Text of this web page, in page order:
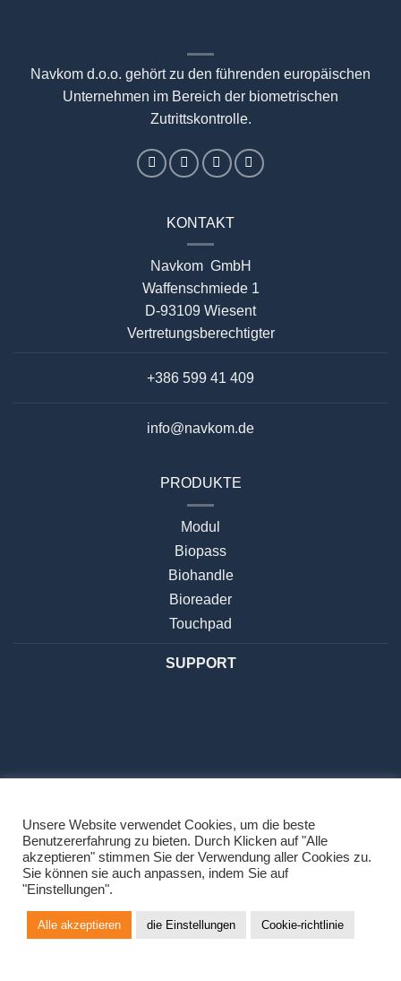
Navkom d.o.o. gehört zu den führenden europäischen
Unternehmen im Bereich der biometrischen
Zutrittskontrolle.
KONTAKT
Navkom GmbH
Waffenschmiede 1
D-93109 Wiesent
Vertretungsberechtigter
+386 599 41 409
info@navkom.de
PRODUKTE
Modul
Biopass
Biohandle
Bioreader
Touchpad
SUPPORT
DATENSCHUTZBESTIMMUNGEN
Unsere Website verwendet Cookies, um die beste
Benutzererfahrung zu bieten. Durch Klicken auf "Alle
akzeptieren" stimmen Sie der Verwendung aller Cookies zu.
Sie können sie auch anpassen, indem Sie auf
"Einstellungen".
Alle akzeptieren die Einstellungen Cookie-richtlinie